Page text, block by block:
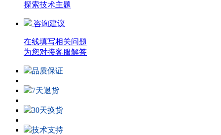
探索技术主题
咨询建议
在线填写相关问题
为您对接客服解答
品质保证
7天退货
30天换货
技术支持